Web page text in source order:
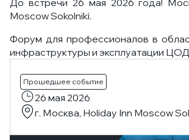
До встречи 26 мая 2026 года!
Moscow Sokolniki.
Форум для профессионалов в
инфраструктуры и эксплуатации
Прошедшее событие
26 мая 2026
г. Москва, Holiday Inn Moscow